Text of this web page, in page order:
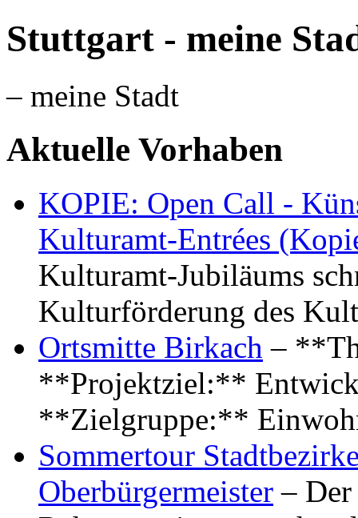
Stuttgart - meine
– meine Stadt
Aktuelle Vorhaben
KOPIE: Open Call -
Kulturamt-Entrées
Kulturamt-Jubiläums
Kulturförderung des
Ortsmitte Birkach –
**Projektziel:**
**Zielgruppe:**
Sommertour
Oberbürgermeister –